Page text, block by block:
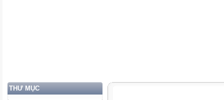
THƯ MỤC